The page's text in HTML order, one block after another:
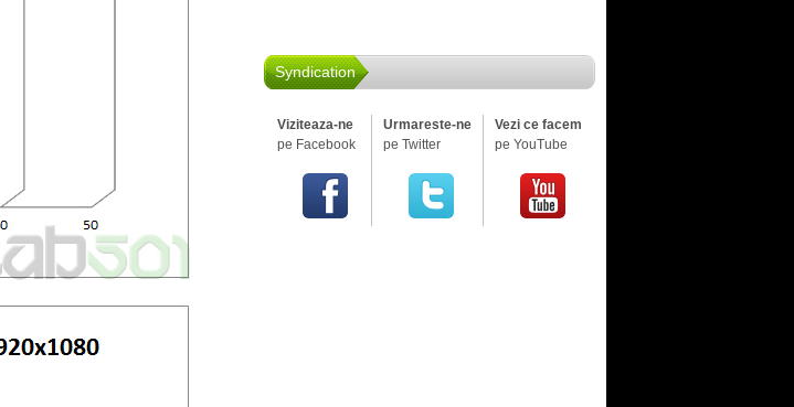
Syndication
Viziteaza-ne
pe Facebook
Urmareste-ne
pe Twitter
Vezi ce facem
pe YouTube